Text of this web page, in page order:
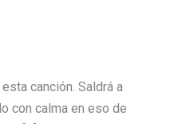
canción. Saldrá a
con calma en eso de